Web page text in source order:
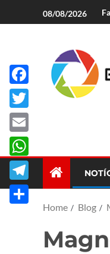
08/08/2026
Home Blog
Facebook
Twitter
Email
WhatsApp
Telegram